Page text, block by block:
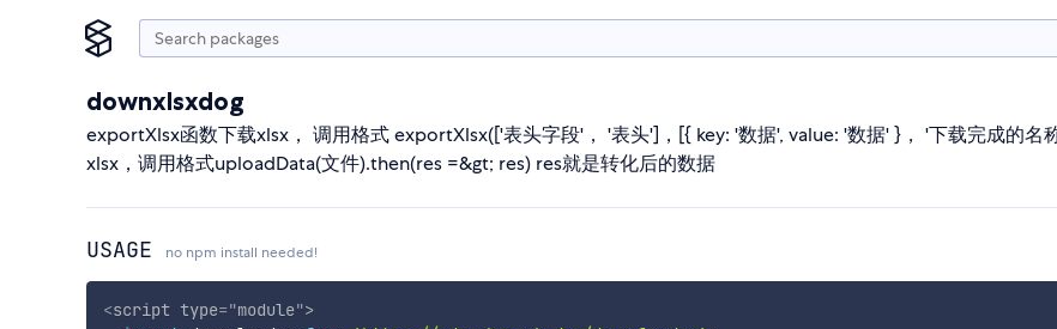
downxlsxdog
exportXlsx函数下载xlsx， 调用格式 exportXlsx(['表头字段'， '表头']，[{ key: '数据', value: '数据' }， '下载完成的名
xlsx，调用格式uploadData(文件).then(res =&gt; res) res就是转化后的数据
USAGE no npm install needed!
<script type="module">